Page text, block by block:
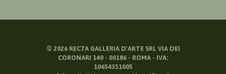
© 2026RECTA GALLERIA D'ARTE SRL VIA DEI
CORONARI 140 - 00186 - ROMA - IVA:
10654351005